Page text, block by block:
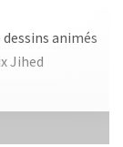
animés
Jihed